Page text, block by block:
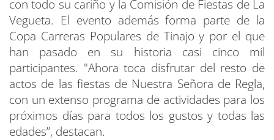
con todo su cariño y la Comisión de Fiestas de La
Vegueta. El evento además forma parte de la
Copa Carreras Populares de Tinajo y por el que
han pasado en su historia casi cinco mil
participantes. "Ahora toca disfrutar del resto de
actos de las fiestas de Nuestra Señora de Regla,
con un extenso programa de actividades para los
próximos días para todos los gustos y todas las
edades”, destacan.